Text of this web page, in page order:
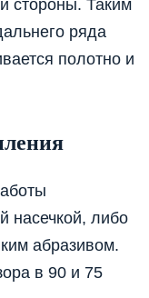
стороны. Таким
ряда
полотно и
насечкой, либо
абразивом.
в 90 и 75